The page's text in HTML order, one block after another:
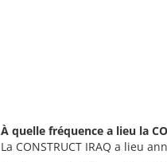
À quelle fréquence a lieu la
La CONSTRUCT IRAQ a lieu